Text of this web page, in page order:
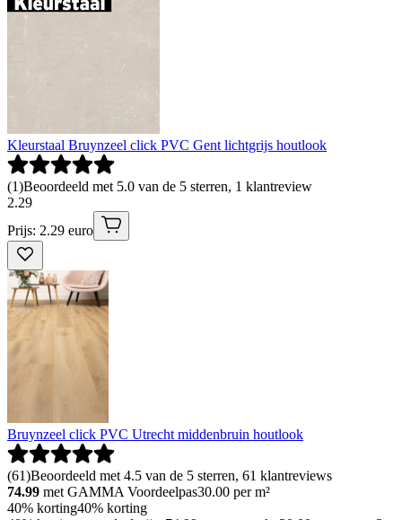
Kleurstaal Bruynzeel click PVC Gent lichtgrijs houtlook
(1)Beoordeeld met 5.0 van de 5 sterren, 1 klantreview
2.29
Prijs: 2.29 euro
Bruynzeel click PVC Utrecht middenbruin houtlook
(61)Beoordeeld met 4.5 van de 5 sterren, 61 klantreviews
74.99 met GAMMA Voordeelpas30.00 per m²
40% korting40% korting